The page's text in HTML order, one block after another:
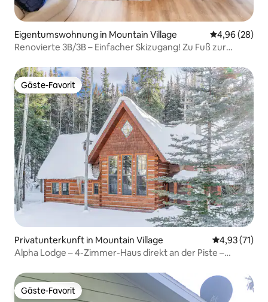
Eigentumswohnung in Mountain Village
4,96 (28)
Renovierte 3B/3B – Einfacher Skizugang! Zu Fuß zur
Gäste-Favorit
Gäste-Favorit
Privatunterkunft in Mountain Village
4,93 (71)
Alpha Lodge – 4-Zimmer-Haus direkt an der Piste –
Gäste-Favorit
Gäste-Favorit